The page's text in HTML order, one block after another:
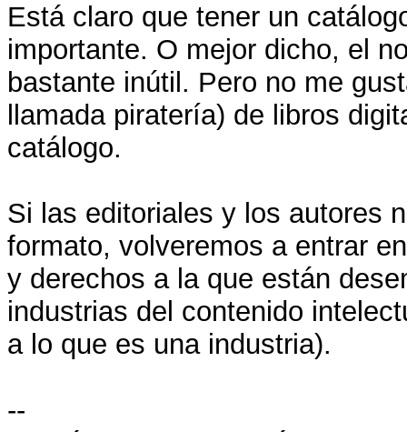
Está claro que tener un
importante. O mejor dicho, el
bastante inútil. Pero no me
llamada piratería) de libros
catálogo.
Si las editoriales y los autores
formato, volveremos a entrar
y derechos a la que están
industrias del contenido
a lo que es una industria).
--